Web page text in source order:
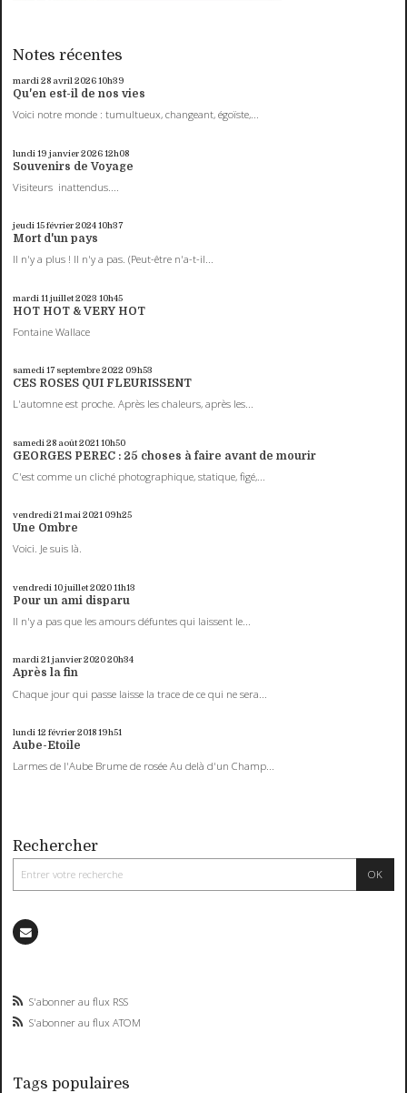
Notes récentes
mardi 28 avril 202610h39
Qu'en est-il de nos vies
Voici notre monde : tumultueux, changeant, égoïste,...
lundi 19 janvier 202612h08
Souvenirs de Voyage
Visiteurs inattendus....
jeudi 15février 202410h37
Mort d'un pays
Il n'y a plus ! Il n'y a pas. (Peut-être n'a-t-il...
mardi 11 juillet 2023 10h45
HOT HOT & VERY HOT
Fontaine Wallace
samedi 17 septembre 2022 09h53
CES ROSES QUI FLEURISSENT
L'automne est proche. Après les chaleurs, après les...
samedi 28 août 2021 10h50
GEORGES PEREC : 25 choses à faire avant de mourir
C'est comme un cliché photographique, statique, figé,...
vendredi 21mai 2021 09h25
Une Ombre
Voici. Je suis là.
vendredi 10juillet 202011h13
Pour un ami disparu
Il n'y a pas que les amours défuntes qui laissent le...
mardi 21janvier 202020h34
Après la fin
Chaque jour qui passe laisse la trace de ce qui ne sera...
lundi 12 février 201819h51
Aube-Etoile
Larmes de l'Aube Brume de rosée Au delà d'un Champ...
Rechercher
S'abonner au flux RSS
S'abonner au flux ATOM
Tags populaires